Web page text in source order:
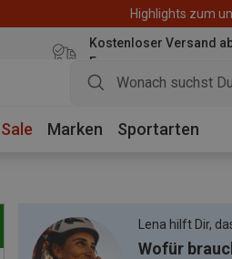
Highlights zum
Kostenloser Versand
Euro
Sale Marken Sportarten
Lena hilft Dir,
Wofür